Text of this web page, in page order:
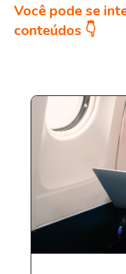
Você pode se
conteúdos 👇